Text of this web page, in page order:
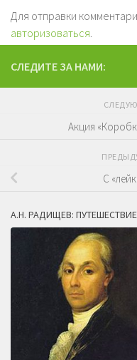
Для отправки
авторизоваться
СЛЕДИТЕ ЗА НАМИ:
Акция
С
А.Н. РАДИЩЕВ: